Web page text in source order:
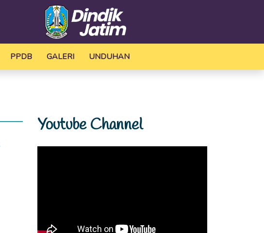
PPDB GALERI UNDUHAN
Youtube Channel